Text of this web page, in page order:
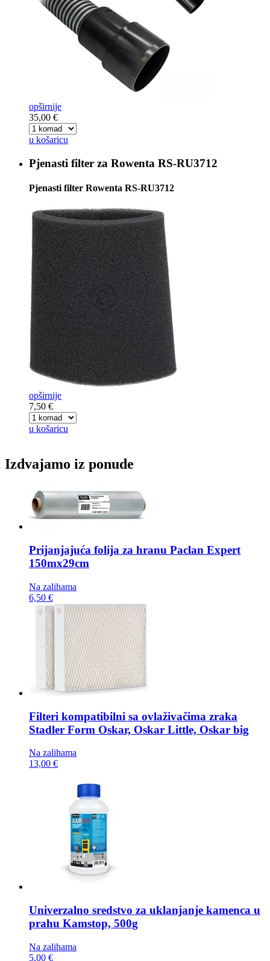
opširnije
35,00 €
u košaricu
Pjenasti filter za Rowenta RS-RU3712
Pjenasti filter Rowenta RS-RU3712
opširnije
7,50 €
u košaricu
Izdvajamo iz ponude
Prijanjajuća folija za hranu Paclan Expert
150mx29cm
Na zalihama
6,50 €
Filteri kompatibilni sa ovlaživačima zraka
Stadler Form Oskar, Oskar Little, Oskar big
Na zalihama
13,00 €
Univerzalno sredstvo za uklanjanje kamenca u
prahu Kamstop, 500g
Na zalihama
5,00 €